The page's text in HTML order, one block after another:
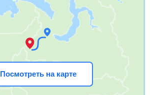
Посмотреть на карте